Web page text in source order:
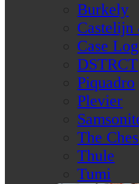
Burkely
Castelijn
Case
DSTRCT
Piquadro
Plevier
The
Thule
Tumi